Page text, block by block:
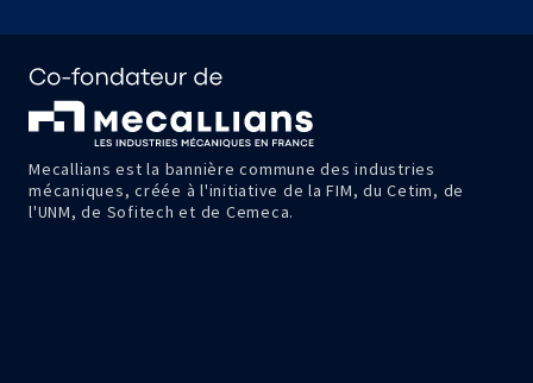
Mecallians est la bannière commune des industries
mécaniques, créée à l'initiative de la FIM, du Cetim, de
l'UNM, de Sofitech et de Cemeca.